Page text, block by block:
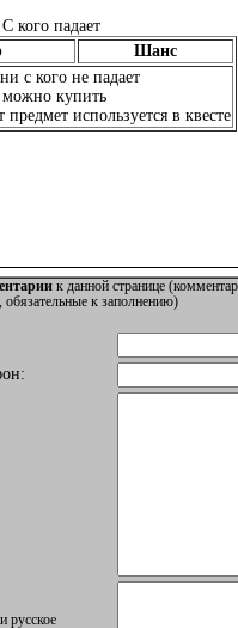
С кого падает
Шанс
с кого не падает
купить
используется в квесте
к данной странице
к заполнению)
русское